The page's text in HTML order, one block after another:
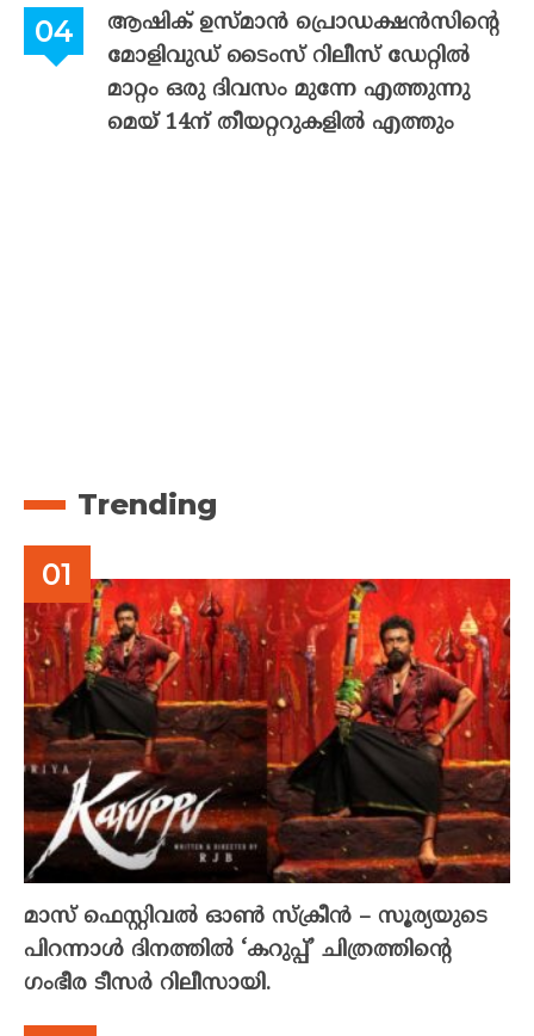
ആഷിക് ഉസ്മാൻ പ്രൊഡക്ഷൻസിന്റെ
മോളിവുഡ് ടൈംസ് റിലീസ് ഡേറ്റിൽ
മാറ്റം ഒരു ദിവസം മുന്നേ എത്തുന്നു
മെയ് 14ന് തീയറ്ററുകളിൽ എത്തും
Trending
മാസ് ഫെസ്റ്റിവൽ ഓൺ സ്‌ക്രീൻ – സൂര്യയുടെ
പിറന്നാൾ ദിനത്തിൽ ‘കറുപ്പ്’ ചിത്രത്തിന്റെ
ഗംഭീര ടീസർ റിലീസായി.